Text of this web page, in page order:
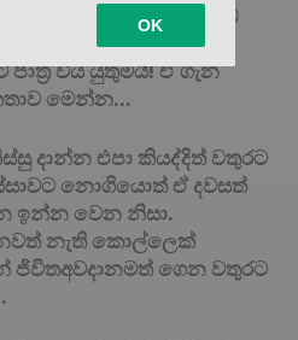
දණ නොනැමූ ‘යකඩ
සජීවනි අබේකෝන් අපේ
විය යුතුමයි! ඒ ගැන
මෙන්න…
දාන්න එපා කියද්දිත් වතුරට
නොගියොත් ඒ දවසත්
ඉන්න වෙන නිසා.
නැති කොල්ලෙක්
ජිවිතඅවදානමත් ගෙන වතුරට